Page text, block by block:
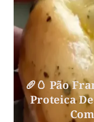
🥖🥚 Pão
Proteica